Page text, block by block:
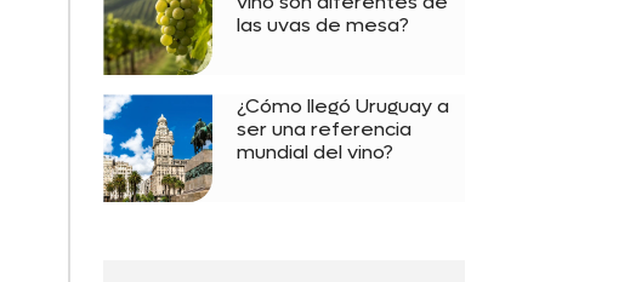
las uvas de mesa?
¿Cómo llegó Uruguay a
ser una referencia
mundial del vino?